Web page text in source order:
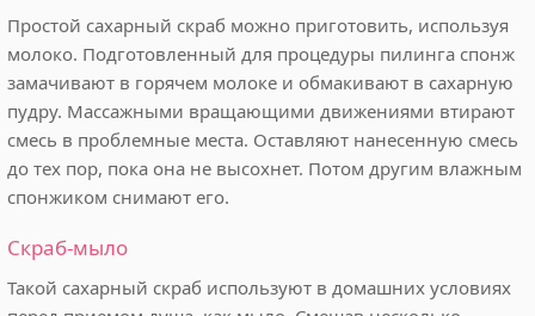
Простой сахарный скраб можно приготовить, используя
молоко. Подготовленный для процедуры пилинга спонж
замачивают в горячем молоке и обмакивают в сахарную
пудру. Массажными вращающими движениями втирают
смесь в проблемные места. Оставляют нанесенную смесь
до тех пор, пока она не высохнет. Потом другим влажным
спонжиком снимают его.
Скраб-мыло
Такой сахарный скраб используют в домашних условиях